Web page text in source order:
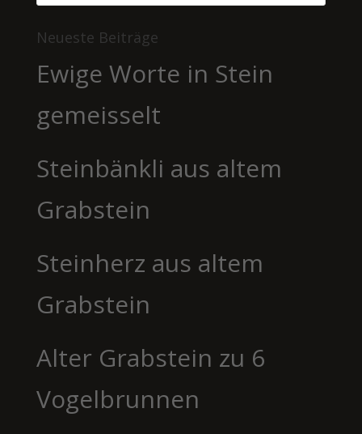
Neueste Beiträge
Ewige Worte in Stein
gemeisselt
Steinbänkli aus altem
Grabstein
Steinherz aus altem
Grabstein
Alter Grabstein zu 6
Vogelbrunnen